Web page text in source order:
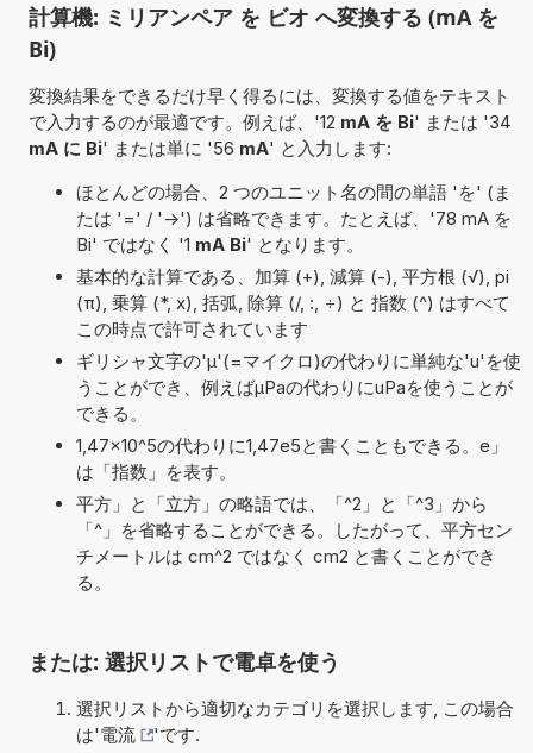
計算機: ミリアンペア を ビオ へ変換する (mA を
Bi)
変換結果をできるだけ早く得るには、変換する値をテキスト
で入力するのが最適です。例えば、'12 mA を Bi' または '34
mA に Bi' または単に '56 mA' と入力します:
ほとんどの場合、2 つのユニット名の間の単語 'を' (ま
たは '=' / '->') は省略できます。たとえば、'78 mA を
Bi' ではなく '1 mA Bi' となります。
基本的な計算である、加算 (+), 減算 (-), 平方根 (√), pi
(π), 乗算 (*, x), 括弧, 除算 (/, :, ÷) と 指数 (^) はすべて
この時点で許可されています
ギリシャ文字の'μ'(=マイクロ)の代わりに単純な'u'を使
うことができ、例えばµPaの代わりにuPaを使うことが
できる。
1,47×10^5の代わりに1,47e5と書くこともできる。e」
は「指数」を表す。
平方」と「立方」の略語では、「^2」と「^3」から
「^」を省略することができる。したがって、平方セン
チメートルは cm^2 ではなく cm2 と書くことができ
る。
または: 選択リストで電卓を使う
選択リストから適切なカテゴリを選択します, この場合
は'電流
'です.